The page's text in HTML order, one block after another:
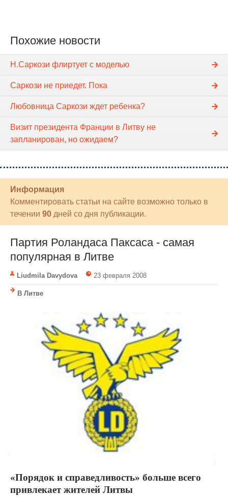
Похожие новости
Н.Саркози флиртует с моделью
Саркози не приедет. Пока
Любовница Саркози ждет ребенка?
Визит президента Франции в Литву не
запланирован, но ожидаем?
Информация
Комментировать статьи на сайте возможно только в
течении 90 дней со дня публикации.
Партия Роландаса Паксаса - самая
популярная в Литве
Liudmila Davydova 23 февраля 2008
В Литве
«Порядок и справедливость» больше всего
привлекает жителей Литвы